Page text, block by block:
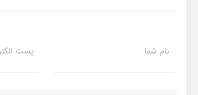
نام شما پست